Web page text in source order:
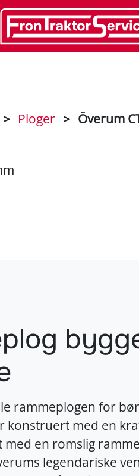
> Ploger > Överum
rammeplogen for
med en
en romslig
legendariske